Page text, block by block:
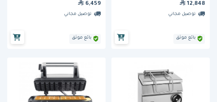
من سلسلة يونيكا 900
12,848
توصيل مجاني
بائع موثق
سلسلة يونيكا 900
6,459
توصيل مجاني
بائع موثق